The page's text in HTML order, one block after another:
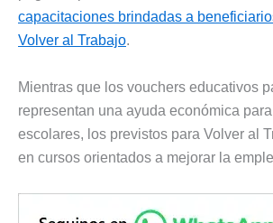
capacitaciones brindadas a
Volver al Trabajo.
Mientras que los vouchers educativos
representan una ayuda económica
escolares, los previstos para Volver al
en cursos orientados a mejorar la